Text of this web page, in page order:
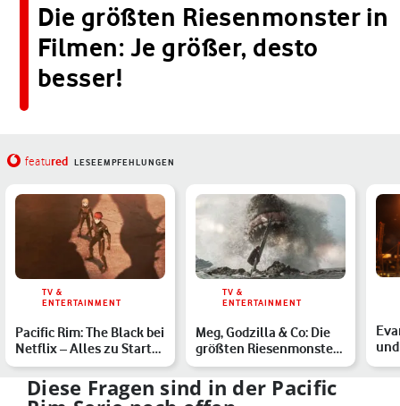
Die größten Riesenmonster in
Filmen: Je größer, desto
besser!
featured LESEEMPFEHLUNGEN
TV &
ENTERTAINMENT
Pacific Rim: The Black bei
Netflix – Alles zu Start
und Handlung …
TV &
ENTERTAINMENT
Meg, Godzilla & Co: Die
größten Riesenmonster
in Filmen – je größ…
Diese Fragen sind in der Pacific